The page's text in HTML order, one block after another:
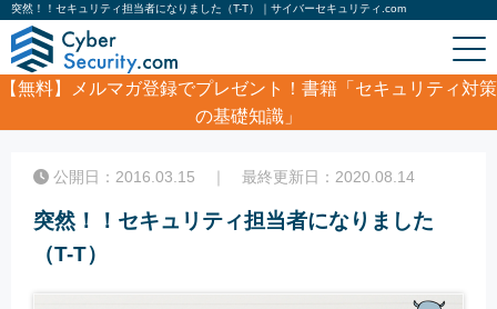
突然！！セキュリティ担当者になりました（T-T）｜サイバーセキュリティ.com
【無料】
メルマガ登録でプレゼント！書籍「セキュリティ対策
の基礎知識」
突然！！セキュリティ担当者になりました（T-T）
公開日：2016.03.15 ｜ 最終更新日：2020.08.14
突然！！セキュリティ担当者になりました
（T-T）